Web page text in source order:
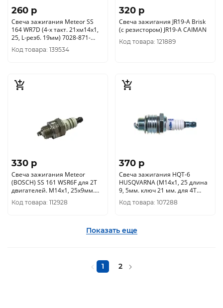
260 p
Свеча зажигания Meteor SS
164 WR7D (4-х такт. 21хм14х1,
25, L-резб. 19мм) 7028-871-
0595
Код товара: 139534
320 p
Свеча зажигания JR19-A Brisk
(с резистором) JR19-A CAIMAN
Код товара: 121889
330 p
Свеча зажигания Meteor
(BOSCH) SS 161 WSR6F для 2Т
двигателей. М14х1, 25х9мм.
1110-400-7005M
Код товара: 112928
370 p
Свеча зажигания HQT-6
HUSQVARNA (М14х1, 25 длина
9, 5мм. ключ 21 мм. для 4Т
двигателей) 5908441-01
Код товара: 107288
Показать еще
1 2